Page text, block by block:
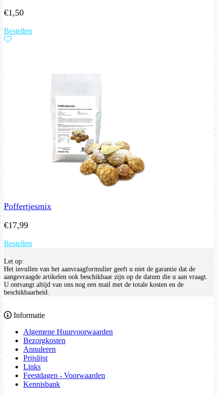
€1,50
Bestellen
Poffertjesmix
€17,99
Bestellen
Let op:
Het invullen van het aanvraagformulier geeft u niet de garantie dat de
aangevraagde artikelen ook beschikbaar zijn op de datum die u aan vraagt.
U ontvangt altijd van ons nog een mail met de totale kosten en de
beschikbaarheid.
Informatie
Algemene Huurvoorwaarden
Bezorgkosten
Annuleren
Prijslijst
Links
Feestdagen - Voorwaarden
Kennisbank